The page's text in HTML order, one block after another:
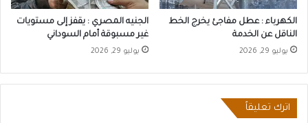
الكهرباء : عطل مفاجئ يخرج الخط
الناقل عن الخدمة
يوليو 29, 2026
الجنيه المصري : يقفز إلى مستويات
غير مسبوقة أمام السوداني
يوليو 29, 2026
اترك تعليقاً